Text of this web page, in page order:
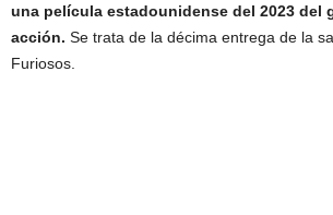
una película estadounidense del 2023 del
acción. Se trata de la décima entrega de la
Furiosos.